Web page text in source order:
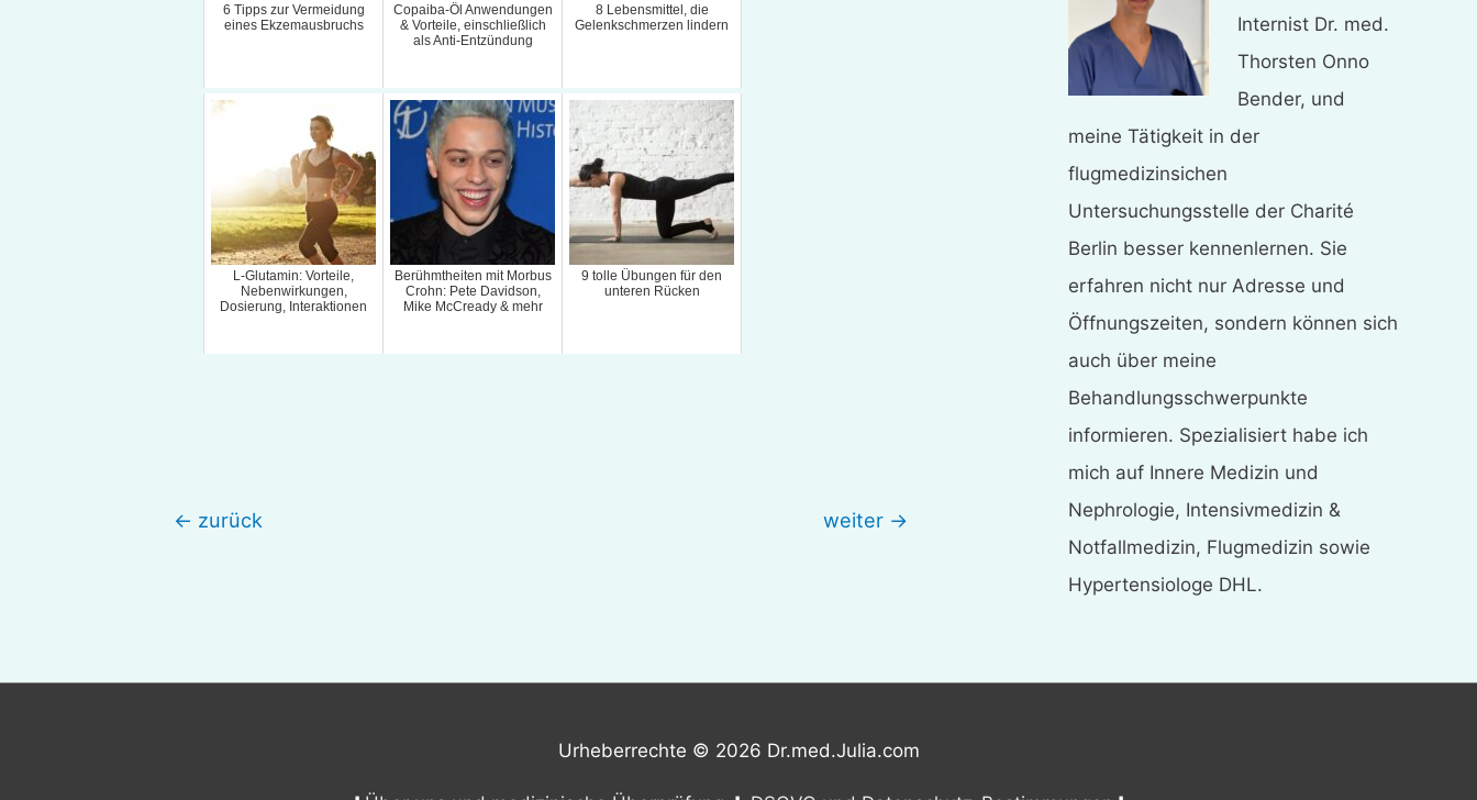
6 Tipps zur Vermeidung
eines Ekzemausbruchs
Copaiba-Öl Anwendungen
& Vorteile, einschließlich
als Anti-Entzündung
8 Lebensmittel, die
Gelenkschmerzen lindern
L-Glutamin: Vorteile,
Nebenwirkungen,
Dosierung, Interaktionen
Berühmtheiten mit Morbus
Crohn: Pete Davidson,
Mike McCready & mehr
9 tolle Übungen für den
unteren Rücken
Beitragsnavigation
← zurück weiter →
Internist Dr. med.
Thorsten Onno
Bender, und
meine Tätigkeit in der
flugmedizinsichen
Untersuchungsstelle der Charité
Berlin besser kennenlernen. Sie
erfahren nicht nur Adresse und
Öffnungszeiten, sondern können sich
auch über meine
Behandlungsschwerpunkte
informieren. Spezialisiert habe ich
mich auf Innere Medizin und
Nephrologie, Intensivmedizin &
Notfallmedizin, Flugmedizin sowie
Hypertensiologe DHL.
Urheberrechte © 2026 Dr.med.Julia.com